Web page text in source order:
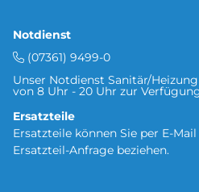
Notdienst
(07361) 9499-0
Unser Notdienst Sanitär/
von 8 Uhr - 20 Uhr zur
Ersatzteile
Ersatzteile können Sie per E-
Ersatzteil-Anfrage beziehen.